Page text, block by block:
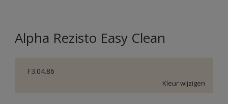
Alpha Rezisto Easy Clean
F3.04.86
Kleur wijzigen